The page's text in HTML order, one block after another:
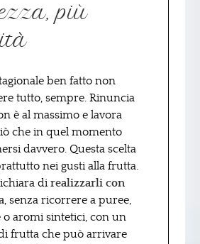
più
ben fatto non
tutto, sempre. Rinuncia
è al massimo e lavora
che in quel momento
davvero. Questa scelta
nei gusti alla frutta.
di realizzarli con
, senza ricorrere a puree,
o aromi sintetici, con un
frutta che può arrivare